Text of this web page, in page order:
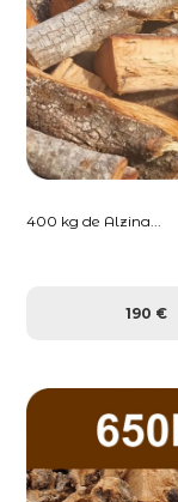
400 kg de Alzina...
190 €